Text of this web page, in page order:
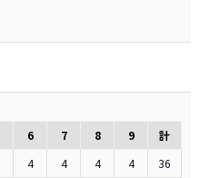
6 7 8 9
計
4 4 4 4
36